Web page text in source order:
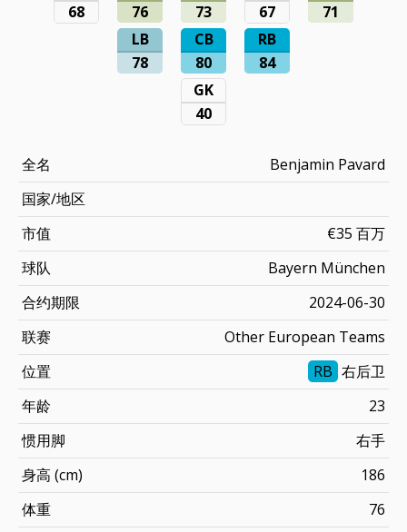
68
76
73
67
71
LB
78
CB
80
RB
84
GK
40
全名
Benjamin Pavard
国家/地区
市值
€35 百万
球队
Bayern München
合约期限
2024-06-30
联赛
Other European Teams
位置
RB 右后卫
年龄
23
惯用脚
右手
身高 (cm)
186
体重
76